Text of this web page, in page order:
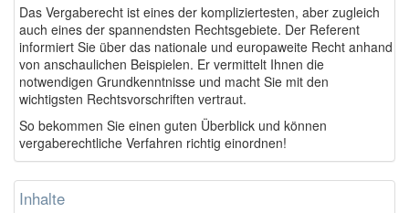
Das Vergaberecht ist eines der kompliziertesten, aber zugleich
auch eines der spannendsten Rechtsgebiete. Der Referent
informiert Sie über das nationale und europaweite Recht anhand
von anschaulichen Beispielen. Er vermittelt Ihnen die
notwendigen Grundkenntnisse und macht Sie mit den
wichtigsten Rechtsvorschriften vertraut.
So bekommen Sie einen guten Überblick und können
vergaberechtliche Verfahren richtig einordnen!
Inhalte